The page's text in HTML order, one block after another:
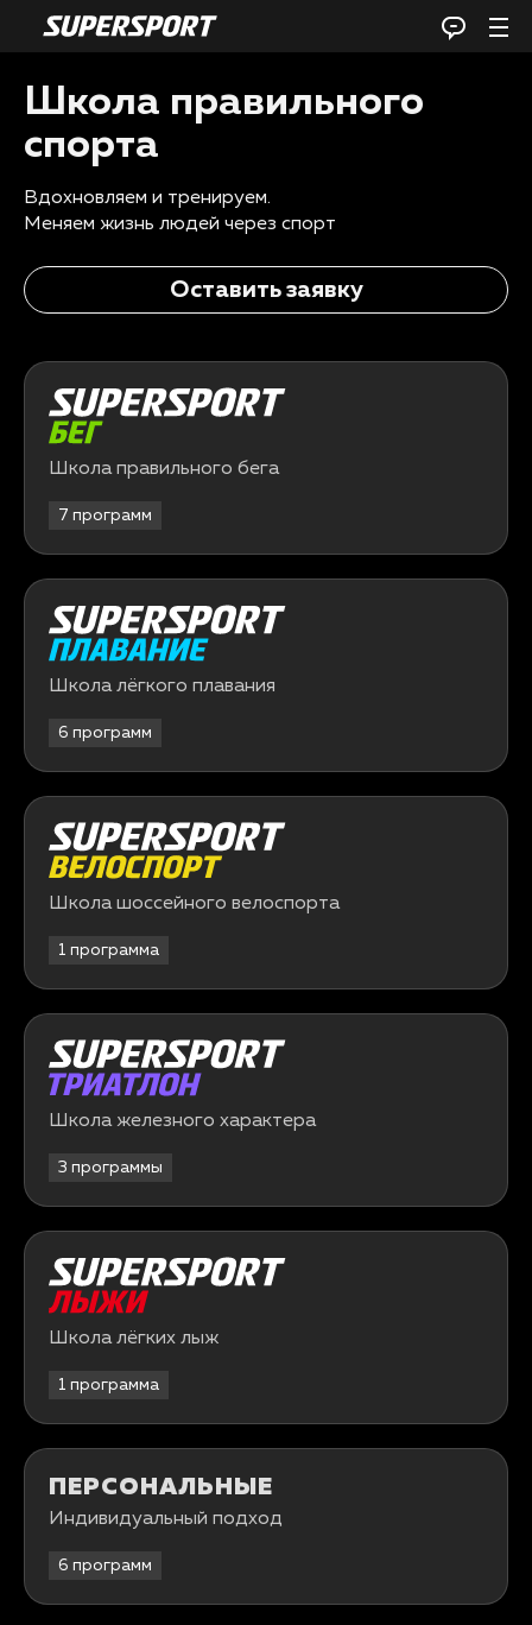
Школа правильного
спорта
Вдохновляем и тренируем.
Меняем жизнь людей через спорт
Оставить заявку
Школа правильного бега
7 программ
Школа лёгкого плавания
6 программ
Школа шоссейного велоспорта
1 программа
Школа железного характера
3 программы
Школа лёгких лыж
1 программа
ПЕРСО­НАЛЬНЫЕ
Индивидуальный подход
6 программ